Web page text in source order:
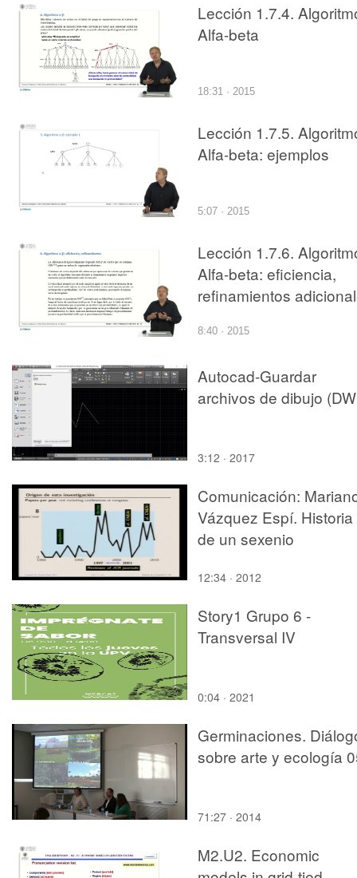
Lección 1.7.4.
Alfa-beta
18:31 · 2015
Lección 1.7.5.
Alfa-beta: ejemplos
5:07 · 2015
Lección 1.7.6.
Alfa-beta: eficiencia,
refinamientos
8:40 · 2015
Autocad-Guardar
archivos de dibujo
3:12 · 2017
Comunicación:
Vázquez Espí. Historia
de un sexenio
12:34 · 2012
Story1 Grupo 6 -
Transversal IV
0:04 · 2021
Germinaciones.
sobre arte y ecología
71:27 · 2014
M2.U2. Economic